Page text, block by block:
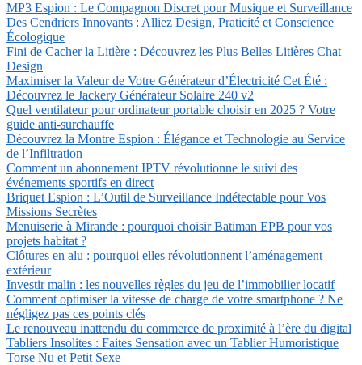
MP3 Espion : Le Compagnon Discret pour Musique et Surveillance
Des Cendriers Innovants : Alliez Design, Praticité et Conscience
Écologique
Fini de Cacher la Litière : Découvrez les Plus Belles Litières Chat
Design
Maximiser la Valeur de Votre Générateur d’Électricité Cet Été :
Découvrez le Jackery Générateur Solaire 240 v2
Quel ventilateur pour ordinateur portable choisir en 2025 ? Votre
guide anti-surchauffe
Découvrez la Montre Espion : Élégance et Technologie au Service
de l’Infiltration
Comment un abonnement IPTV révolutionne le suivi des
événements sportifs en direct
Briquet Espion : L’Outil de Surveillance Indétectable pour Vos
Missions Secrètes
Menuiserie à Mirande : pourquoi choisir Batiman EPB pour vos
projets habitat ?
Clôtures en alu : pourquoi elles révolutionnent l’aménagement
extérieur
Investir malin : les nouvelles règles du jeu de l’immobilier locatif
Comment optimiser la vitesse de charge de votre smartphone ? Ne
négligez pas ces points clés
Le renouveau inattendu du commerce de proximité à l’ère du digital
Tabliers Insolites : Faites Sensation avec un Tablier Humoristique
Torse Nu et Petit Sexe